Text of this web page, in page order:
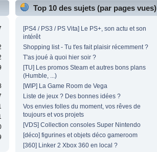
Top 10 des sujets (par pages vues)
[PS4 / PS3 / PS Vita] Le PS+, son actu et son
intérêt
Shopping list - Tu t'es fait plaisir récemment ?
T'as joué à quoi hier soir ?
[TU] Les promos Steam et autres bons plans
(Humble, ...)
[WIP] La Game Room de Vega
Liste de jeux ? Des bonnes idées ?
Vos envies folles du moment, vos rêves de
toujours et vos projets
[VDS] Collection consoles Super Nintendo
[déco] figurines et objets déco gameroom
[360] Linker 2 Xbox 360 en local ?